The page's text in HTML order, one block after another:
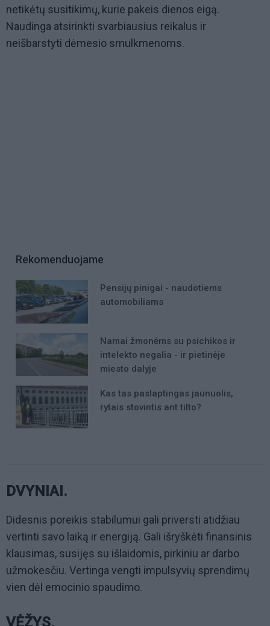
netikėtų susitikimų, kurie pakeis dienos eigą.
Naudinga atsirinkti svarbiausius reikalus ir
neišbarstyti dėmesio smulkmenoms.
Rekomenduojame
Pensijų pinigai - naudotiems
automobiliams
Namai žmonėms su psichikos ir
intelekto negalia - ir pietinėje
miesto dalyje
Kas tas paslaptingas jaunuolis,
rytais stovintis ant tilto?
DVYNIAI.
Didesnis poreikis stabilumui gali priversti atidžiau
vertinti savo laiką ir energiją. Gali išryškėti finansinis
klausimas, susijęs su išlaidomis, pirkiniu ar darbo
užmokesčiu. Vertinga vengti impulsyvių sprendimų
vien dėl emocinio spaudimo.
VĖŽYS.